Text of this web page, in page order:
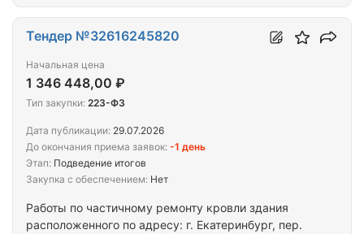
Работы по частичному ремонту кровли здания
расположенного по адресу: г. Екатеринбург, пер.
Тендер №32616245820
Начальная цена
1 346 448,00 ₽
Тип закупки: 223-ФЗ
Дата публикации: 29.07.2026
До окончания приема заявок: -1 день
Этап: Подведение итогов
Закупка с обеспечением: Нет